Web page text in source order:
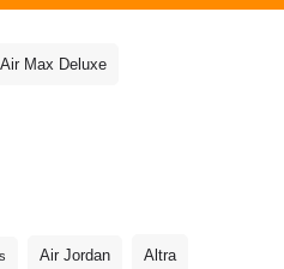
Max Deluxe
Air Jordan Altra